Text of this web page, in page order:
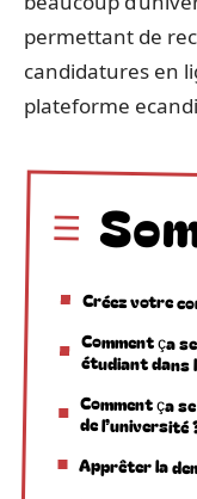
permettant de
candidatures en
plateforme
Créez votre
Comment ça
étudiant dans
Comment ça
de l’université
Apprêter la